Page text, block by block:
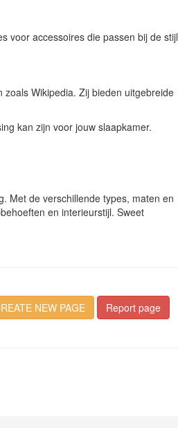
voor accessoires die passen bij de stijl
Wikipedia. Zij bieden uitgebreide
kan zijn voor jouw slaapkamer.
Met de verschillende types, maten en
en interieurstijl. Sweet
NEW PAGE Report page